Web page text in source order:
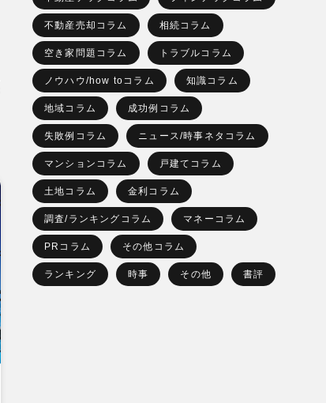
不動産売却コラム 相続コラム
空き家問題コラム トラブルコラム
ノウハウ/how toコラム 知識コラム
地域コラム 成功例コラム
失敗例コラム ニュース/時事ネタコラム
マンションコラム 戸建てコラム
土地コラム 金利コラム
調査/ランキングコラム マネーコラム
PRコラム その他コラム
ランキング 時事 その他 書評